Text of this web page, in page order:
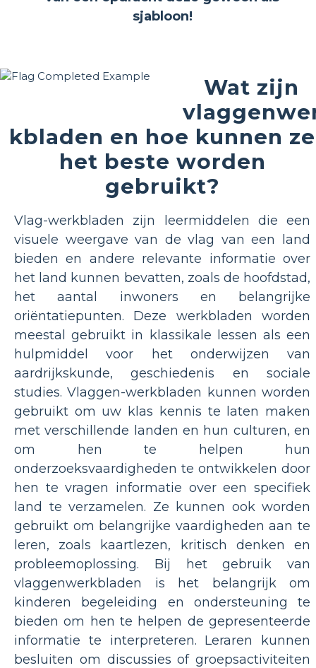
sjabloon!
Wat zijn
kbladen en hoe kunnen ze
het beste worden
gebruikt?
Vlag-werkbladen zijn leermiddelen die een
visuele weergave van de vlag van een land
bieden en andere relevante informatie over
het land kunnen bevatten, zoals de hoofdstad,
het aantal inwoners en belangrijke
oriëntatiepunten. Deze werkbladen worden
meestal gebruikt in klassikale lessen als een
hulpmiddel voor het onderwijzen van
aardrijkskunde, geschiedenis en sociale
studies. Vlaggen-werkbladen kunnen worden
gebruikt om uw klas kennis te laten maken
met verschillende landen en hun culturen, en
om hen te helpen hun
onderzoeksvaardigheden te ontwikkelen door
hen te vragen informatie over een specifiek
land te verzamelen. Ze kunnen ook worden
gebruikt om belangrijke vaardigheden aan te
leren, zoals kaartlezen, kritisch denken en
probleemoplossing. Bij het gebruik van
vlaggenwerkbladen is het belangrijk om
kinderen begeleiding en ondersteuning te
bieden om hen te helpen de gepresenteerde
informatie te interpreteren. Leraren kunnen
besluiten om discussies of groepsactiviteiten